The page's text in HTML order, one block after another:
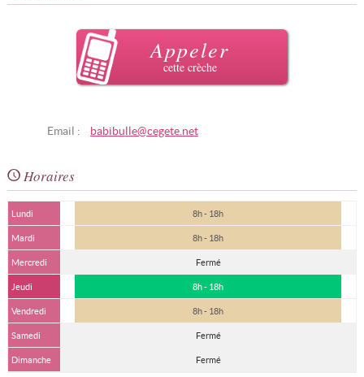
Appeler
cette crèche
Email : babibulle@cegete.net
Horaires
Lundi 8h - 18h
Mardi 8h - 18h
Mercredi Fermé
Jeudi 8h - 18h
Vendredi 8h - 18h
Samedi Fermé
Dimanche Fermé